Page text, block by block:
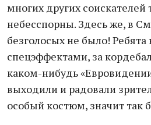
многих других
небесспорны. Здесь же, в
безголосых не было! Ребята
спецэффектами, за
каком-нибудь
выходили и радовали
особый костюм, значит так